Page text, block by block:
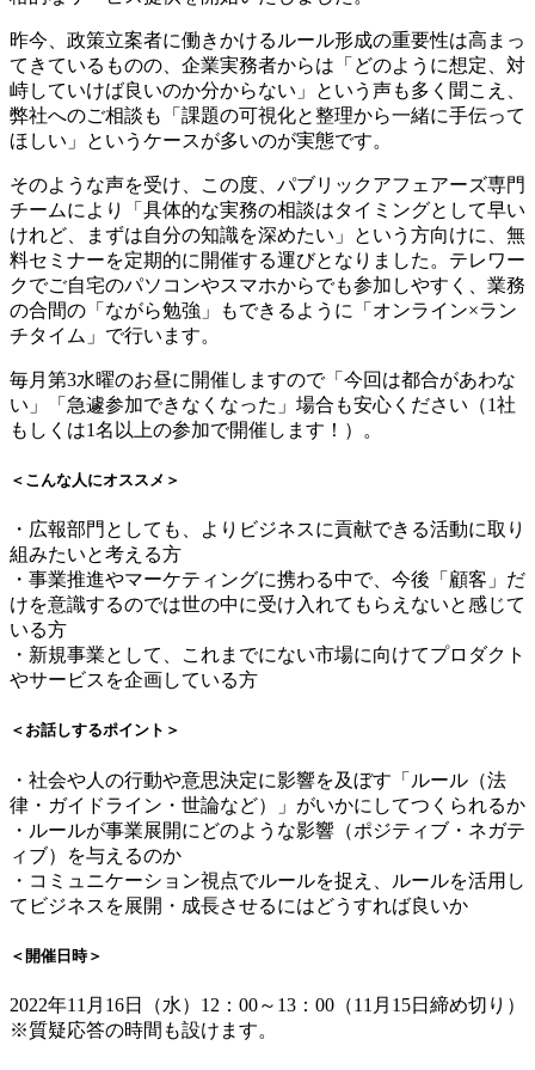
昨今、政策立案者に働きかけるルール形成の重要性は高まっ
てきているものの、企業実務者からは「どのように想定、対
峙していけば良いのか分からない」という声も多く聞こえ、
弊社へのご相談も「課題の可視化と整理から一緒に手伝って
ほしい」というケースが多いのが実態です。
そのような声を受け、この度、パブリックアフェアーズ専門
チームにより「具体的な実務の相談はタイミングとして早い
けれど、まずは自分の知識を深めたい」という方向けに、無
料セミナーを定期的に開催する運びとなりました。テレワー
クでご自宅のパソコンやスマホからでも参加しやすく、業務
の合間の「ながら勉強」もできるように「オンライン×ラン
チタイム」で行います。
毎月第3水曜のお昼に開催しますので「今回は都合があわな
い」「急遽参加できなくなった」場合も安心ください（1社
もしくは1名以上の参加で開催します！）。
＜こんな人にオススメ＞
・広報部門としても、よりビジネスに貢献できる活動に取り
組みたいと考える方
・事業推進やマーケティングに携わる中で、今後「顧客」だ
けを意識するのでは世の中に受け入れてもらえないと感じて
いる方
・新規事業として、これまでにない市場に向けてプロダクト
やサービスを企画している方
＜お話しするポイント＞
・社会や人の行動や意思決定に影響を及ぼす「ルール（法
律・ガイドライン・世論など）」がいかにしてつくられるか
・ルールが事業展開にどのような影響（ポジティブ・ネガテ
ィブ）を与えるのか
・コミュニケーション視点でルールを捉え、ルールを活用し
てビジネスを展開・成長させるにはどうすれば良いか
＜開催日時＞
2022年11月16日（水）12：00～13：00（11月15日締め切り）
※質疑応答の時間も設けます。